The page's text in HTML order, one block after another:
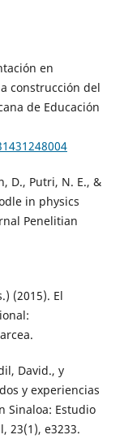
en
construcción del
de Educación
D., Putri, N. E., &
in physics
Penelitian
(2015). El
David., y
y experiencias
Sinaloa: Estudio
23(1), e3233.